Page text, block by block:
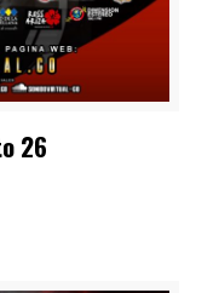
26